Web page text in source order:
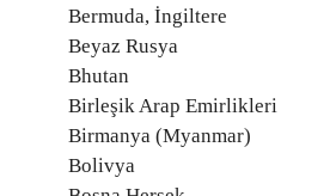
Bermuda, İngiltere
Beyaz Rusya
Bhutan
Birleşik Arap Emirlikleri
Birmanya (Myanmar)
Bolivya